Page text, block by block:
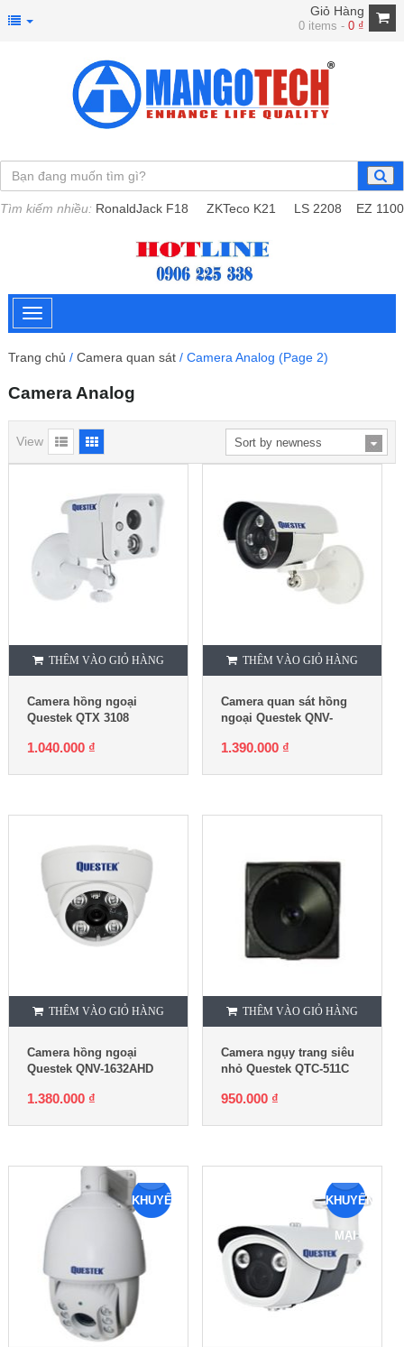
Giỏ Hàng
0 items -0 ₫
Tìm kiếm nhiều: RonaldJack F18 ZKTeco K21 LS 2208 EZ 1100
Trang chủ / Camera quan sát / Camera Analog (Page 2)
Camera Analog
View
THÊM VÀO GIỎ HÀNG
Camera hồng ngoại
Questek QTX 3108
1.040.000 ₫
THÊM VÀO GIỎ HÀNG
Camera quan sát hồng
ngoại Questek QNV-
1.390.000 ₫
THÊM VÀO GIỎ HÀNG
Camera hồng ngoại
Questek QNV-1632AHD
1.380.000 ₫
THÊM VÀO GIỎ HÀNG
Camera ngụy trang siêu
nhỏ Questek QTC-511C
950.000 ₫
KHUYẾN
MẠI
KHUYẾN
MẠI